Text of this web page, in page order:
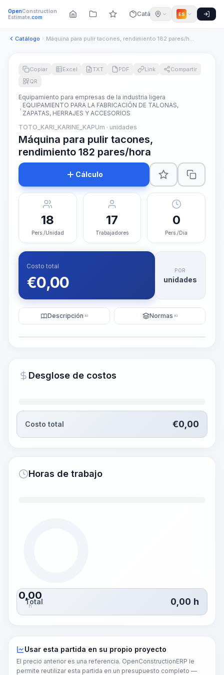
OpenConstruction
Estimate.com Catálogo ES
Catálogo Máquina para pulir tacones, rendimiento 182 pares/hora
~15-30 Sek.
Copiar Excel TXT PDF Link
Compartir
QR
Equipamiento para empresas de la industria ligera
EQUIPAMIENTO PARA LA FABRICACIÓN DE TALONAS,
ZAPATAS, HERRAJES Y ACCESORIOS
TOTO_KARI_KARINE_KAPUm · unidades
Máquina para pulir tacones,
rendimiento 182 pares/hora
Cálculo
18
Pers./Unidad
17
Trabajadores
0
Pers./Día
Costo total
€0,00
POR
unidades
Descripción KI Normas KI
Desglose de costos
Costo total €0,00
Horas de trabajo
0,00
h
Total 0,00 h
Usar esta partida en su propio proyecto
El precio anterior es una referencia. OpenConstructionERP le
permite reutilizar esta partida en un presupuesto completo —